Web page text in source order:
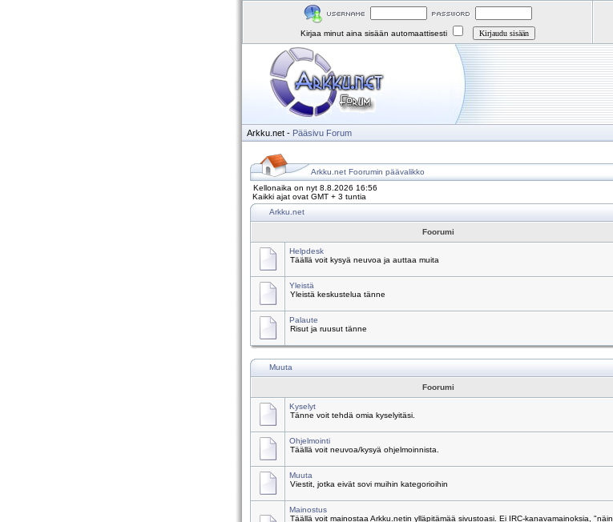
Kirjaa minut aina sisään automaattisesti
Arkku.net - Pääsivu Forum
Arkku.net Foorumin päävalikko
Kellonaika on nyt 8.8.2026 16:56
Kaikki ajat ovat GMT + 3 tuntia
Arkku.net
Foorumi
Helpdesk
Täällä voit kysyä neuvoa ja auttaa muita
Yleistä
Yleistä keskustelua tänne
Palaute
Risut ja ruusut tänne
Muuta
Foorumi
Kyselyt
Tänne voit tehdä omia kyselyitäsi.
Ohjelmointi
Täällä voit neuvoa/kysyä ohjelmoinnista.
Muuta
Viestit, jotka eivät sovi muihin kategorioihin
Mainostus
Täällä voit mainostaa Arkku.netin ylläpitämää sivustoasi. Ei IRC-kanavamainoksia, "näin